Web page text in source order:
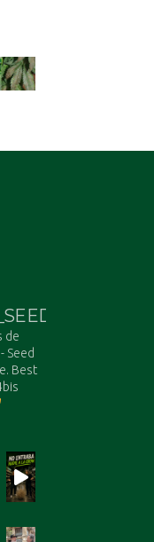
de
Seed
Best